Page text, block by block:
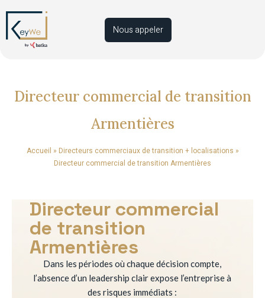
Nous appeler
Directeur commercial de transition
Armentières
Accueil » Directeurs commerciaux de transition + localisations »
Directeur commercial de transition Armentières
Directeur commercial
de transition
Armentières
Dans les périodes où chaque décision compte,
l’absence d’un leadership clair expose l’entreprise à
des risques immédiats :